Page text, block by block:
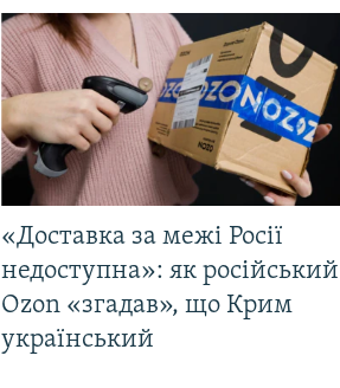
«Доставка за межі Росії
недоступна»: як російський
Ozon «згадав», що Крим
український